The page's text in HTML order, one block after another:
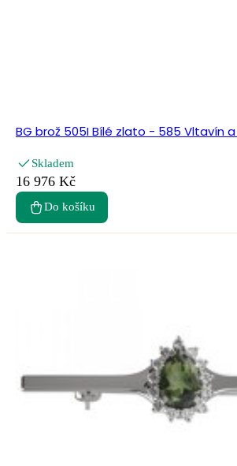
BG brož 505I Bílé zlato - 585 Vltavín
Skladem
16 976 Kč
Do košíku